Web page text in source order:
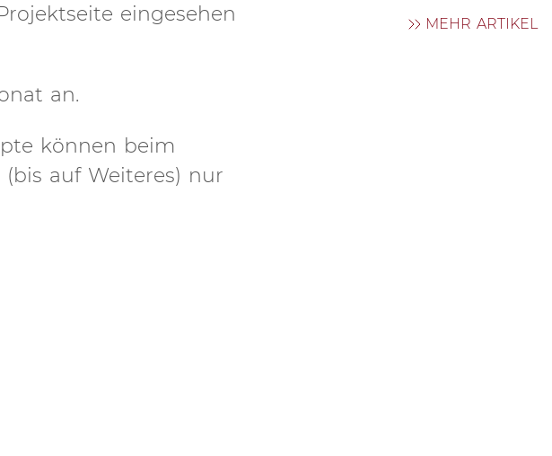
eingesehen
an.
können beim
auf Weiteres) nur
MEHR ARTIKEL